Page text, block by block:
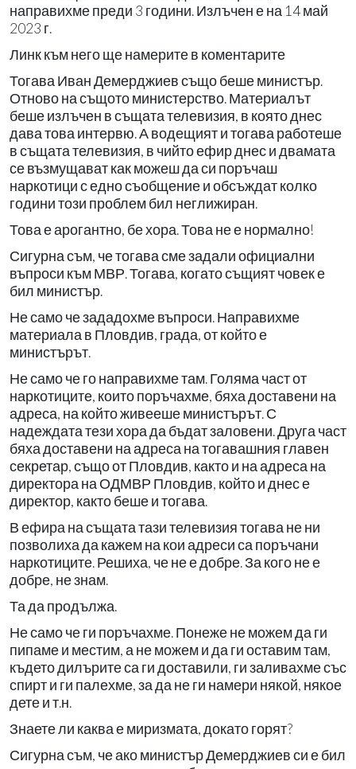
направихме преди 3 години. Излъчен е на 14 май
2023 г.
Линк към него ще намерите в коментарите
Тогава Иван Демерджиев също беше министър.
Отново на същото министерство. Материалът
беше излъчен в същата телевизия, в която днес
дава това интервю. А водещият и тогава работеше
в същата телевизия, в чийто ефир днес и двамата
се възмущават как можеш да си поръчаш
наркотици с едно съобщение и обсъждат колко
години този проблем бил неглижиран.
Това е арогантно, бе хора. Това не е нормално!
Сигурна съм, че тогава сме задали официални
въпроси към МВР. Тогава, когато същият човек е
бил министър.
Не само че зададохме въпроси. Направихме
материала в Пловдив, града, от който е
министърът.
Не само че го направихме там. Голяма част от
наркотиците, които поръчахме, бяха доставени на
адреса, на който живееше министърът. С
надеждата тези хора да бъдат заловени. Друга част
бяха доставени на адреса на тогавашния главен
секретар, също от Пловдив, както и на адреса на
директора на ОДМВР Пловдив, който и днес е
директор, както беше и тогава.
В ефира на същата тази телевизия тогава не ни
позволиха да кажем на кои адреси са поръчани
наркотиците. Решиха, че не е добре. За кого не е
добре, не знам.
Та да продължа.
Не само че ги поръчахме. Понеже не можем да ги
пипаме и местим, а не можем и да ги оставим там,
където дилърите са ги доставили, ги заливахме със
спирт и ги палехме, за да не ги намери някой, някое
дете и т.н.
Знаете ли каква е миризмата, докато горят?
Сигурна съм, че ако министър Демерджиев си е бил